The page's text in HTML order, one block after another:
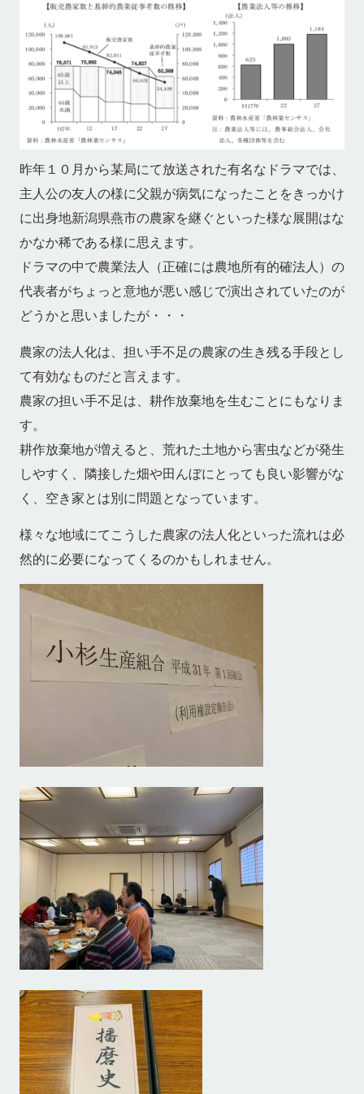
昨年１０月から某局にて放送された有名なドラマでは、
主人公の友人の様に父親が病気になったことをきっかけ
に出身地新潟県燕市の農家を継ぐといった様な展開はな
かなか稀である様に思えます。
ドラマの中で農業法人（正確には農地所有的確法人）の
代表者がちょっと意地が悪い感じで演出されていたのが
どうかと思いましたが・・・
農家の法人化は、担い手不足の農家の生き残る手段とし
て有効なものだと言えます。
農家の担い手不足は、耕作放棄地を生むことにもなりま
す。
耕作放棄地が増えると、荒れた土地から害虫などが発生
しやすく、隣接した畑や田んぼにとっても良い影響がな
く、空き家とは別に問題となっています。
様々な地域にてこうした農家の法人化といった流れは必
然的に必要になってくるのかもしれません。